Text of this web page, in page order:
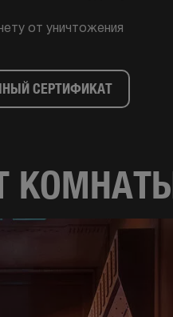
от уничтожения
СЕРТИФИКАТ